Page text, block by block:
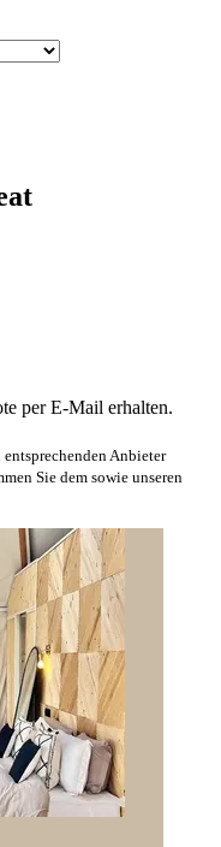
per E-Mail erhalten.
Anbieter
Sie dem sowie unseren